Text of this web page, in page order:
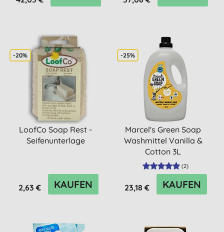
-20%
LoofCo Soap Rest -
Seifenunterlage
2,63 € KAUFEN
-25%
Marcel's Green Soap
Washmittel Vanilla &
Cotton 3L
(2)
23,18 € KAUFEN